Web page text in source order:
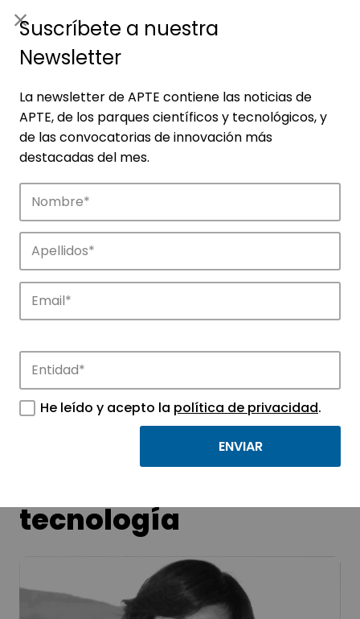
Noticias
Conoce las noticias más destacadas de
APTE y sus parques científicos y
Infraestructuras
estratégicas para
tecnología
Suscríbete a nuestra
Newsletter
La newsletter de APTE contiene las noticias de
APTE, de los parques científicos y tecnológicos, y
de las convocatorias de innovación más
destacadas del mes.
He leído y acepto la política de privacidad.